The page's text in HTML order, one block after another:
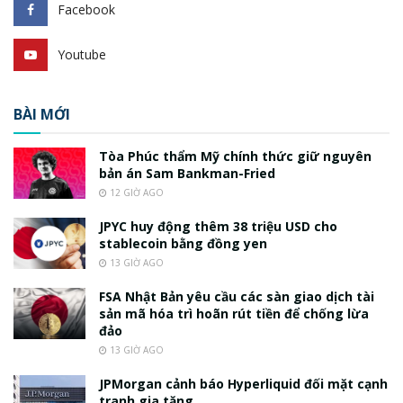
Facebook
Youtube
BÀI MỚI
Tòa Phúc thẩm Mỹ chính thức giữ nguyên
bản án Sam Bankman-Fried
12 GIỜ AGO
JPYC huy động thêm 38 triệu USD cho
stablecoin bằng đồng yen
13 GIỜ AGO
FSA Nhật Bản yêu cầu các sàn giao dịch tài
sản mã hóa trì hoãn rút tiền để chống lừa
đảo
13 GIỜ AGO
JPMorgan cảnh báo Hyperliquid đối mặt cạnh